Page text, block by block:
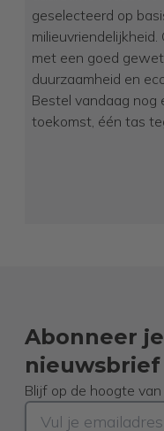
geselecteerd op
met een goed
duurzaamheid en
Bestel vandaag nog
toekomst, één tas
Abonneer
nieuwsbrief
Blijf op de hoogte